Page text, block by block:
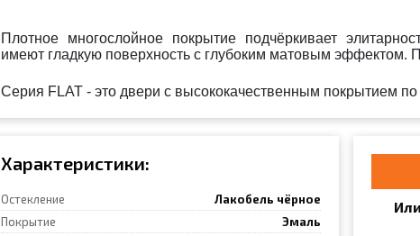
Плотное многослойное покрытие подчёркивает
имеют гладкую поверхность с глубоким матовым эффектом.
Серия FLAT - это двери с высококачественным покрытием по
Характеристики:
Остекление
Лакобель чёрное
Покрытие
Эмаль